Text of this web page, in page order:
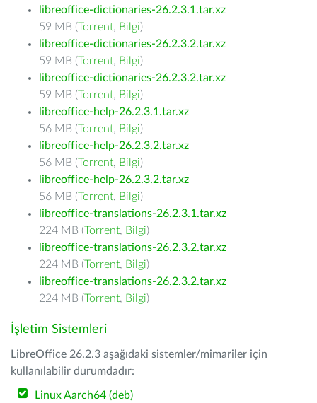
libreoffice-dictionaries-26.2.3.1.tar.xz
59 MB (Torrent, Bilgi)
libreoffice-dictionaries-26.2.3.2.tar.xz
59 MB (Torrent, Bilgi)
libreoffice-dictionaries-26.2.3.2.tar.xz
59 MB (Torrent, Bilgi)
libreoffice-help-26.2.3.1.tar.xz
56 MB (Torrent, Bilgi)
libreoffice-help-26.2.3.2.tar.xz
56 MB (Torrent, Bilgi)
libreoffice-help-26.2.3.2.tar.xz
56 MB (Torrent, Bilgi)
libreoffice-translations-26.2.3.1.tar.xz
224 MB (Torrent, Bilgi)
libreoffice-translations-26.2.3.2.tar.xz
224 MB (Torrent, Bilgi)
libreoffice-translations-26.2.3.2.tar.xz
224 MB (Torrent, Bilgi)
İşletim Sistemleri
LibreOffice 26.2.3 aşağıdaki sistemler/mimariler için
kullanılabilir durumdadır:
Linux Aarch64 (deb)